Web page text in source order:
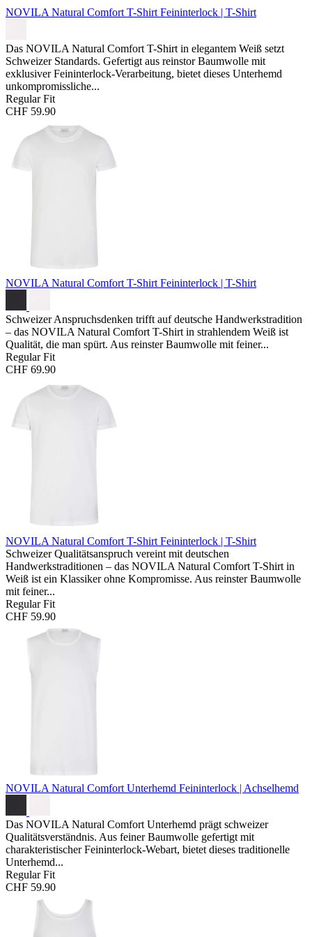
NOVILA Natural Comfort T-Shirt Feininterlock | T-Shirt
Das NOVILA Natural Comfort T-Shirt in elegantem Weiß setzt
Schweizer Standards. Gefertigt aus reinstor Baumwolle mit
exklusiver Feininterlock-Verarbeitung, bietet dieses Unterhemd
unkompromissliche...
Regular Fit
CHF 59.90
NOVILA Natural Comfort T-Shirt Feininterlock | T-Shirt
Schweizer Anspruchsdenken trifft auf deutsche Handwerkstradition
– das NOVILA Natural Comfort T-Shirt in strahlendem Weiß ist
Qualität, die man spürt. Aus reinster Baumwolle mit feiner...
Regular Fit
CHF 69.90
NOVILA Natural Comfort T-Shirt Feininterlock | T-Shirt
Schweizer Qualitätsanspruch vereint mit deutschen
Handwerkstraditionen – das NOVILA Natural Comfort T-Shirt in
Weiß ist ein Klassiker ohne Kompromisse. Aus reinster Baumwolle
mit feiner...
Regular Fit
CHF 59.90
NOVILA Natural Comfort Unterhemd Feininterlock | Achselhemd
Das NOVILA Natural Comfort Unterhemd prägt schweizer
Qualitätsverständnis. Aus feiner Baumwolle gefertigt mit
charakteristischer Feininterlock-Webart, bietet dieses traditionelle
Unterhemd...
Regular Fit
CHF 59.90